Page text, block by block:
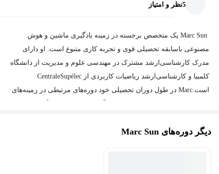
5نظر و امتیاز
Marc Sun یک متخصص برجسته در زمینه یادگیری ماشین و هوش
مصنوعی باسابقه تحصیلی قوی و تجربه کاری متنوع است. او دارای
مدرک کارشناسی‌ارشد مشترک در مهندسی علوم و مدیریت از دانشگاه
کلمبیا و کارشناسی‌ارشد ریاضیات کاربردی از CentraleSupélec
است.Marc در طول دوران تحصیلی خود دوره‌های مرتبطی در زمینه‌های
تجارت مانند مشاوره عملیات و مدیریت عملیات خدمات را گذرانده
دیگر دوره‌های Marc Sun